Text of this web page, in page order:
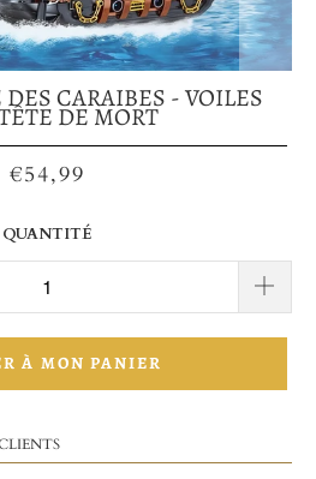
CARAIBES - VOILES
DE MORT
€54,99
QUANTITÉ
À MON PANIER